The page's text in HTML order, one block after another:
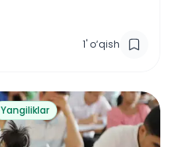
1' o‘qish
Yangiliklar